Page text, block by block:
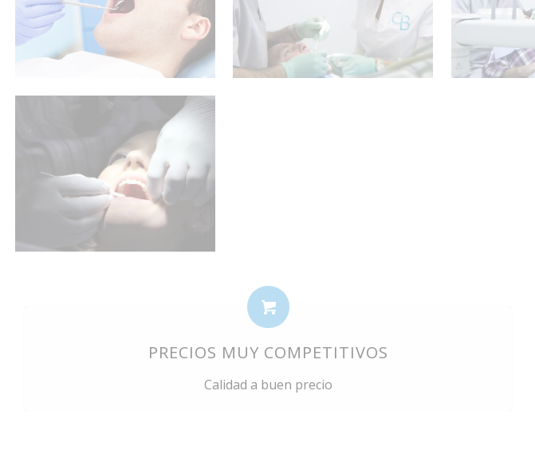
PRECIOS MUY COMPETITIVOS
Calidad a buen precio